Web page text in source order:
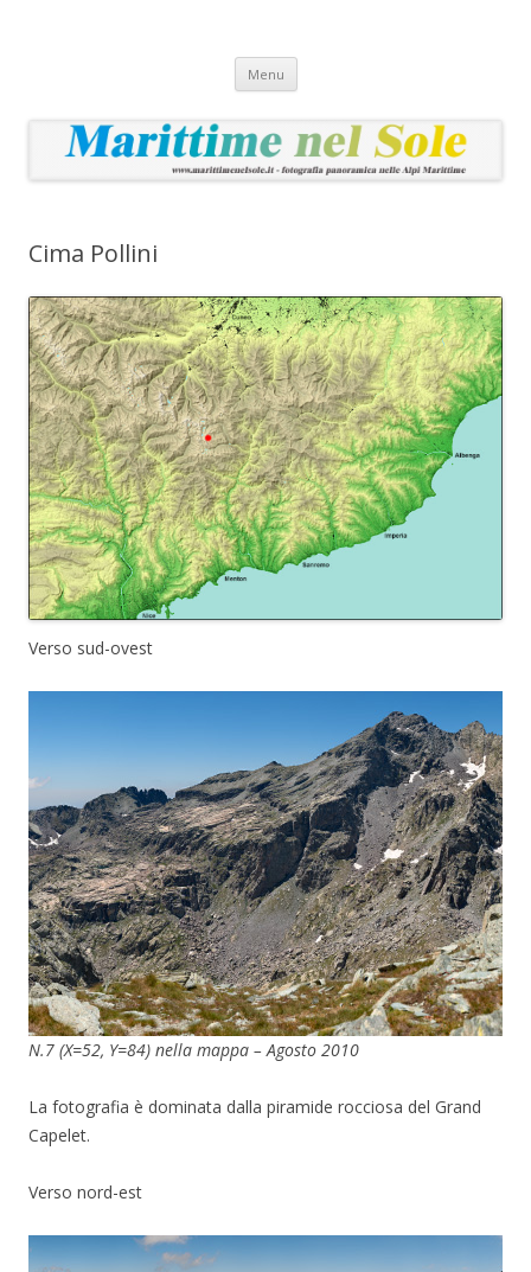
Menu Vai
contenuto
Cima Pollini
Verso sud-ovest
N.7 (X=52, Y=84) nella mappa – Agosto 2010
La fotografia è dominata dalla piramide rocciosa del Grand
Capelet.
Verso nord-est